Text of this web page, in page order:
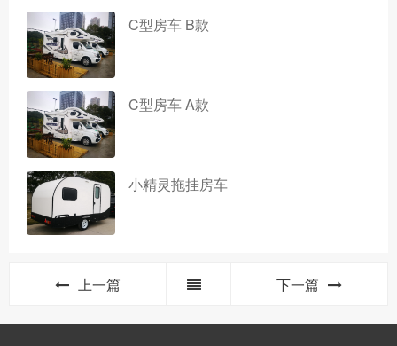
C型房车 B款
C型房车 A款
小精灵拖挂房车
上一篇 下一篇